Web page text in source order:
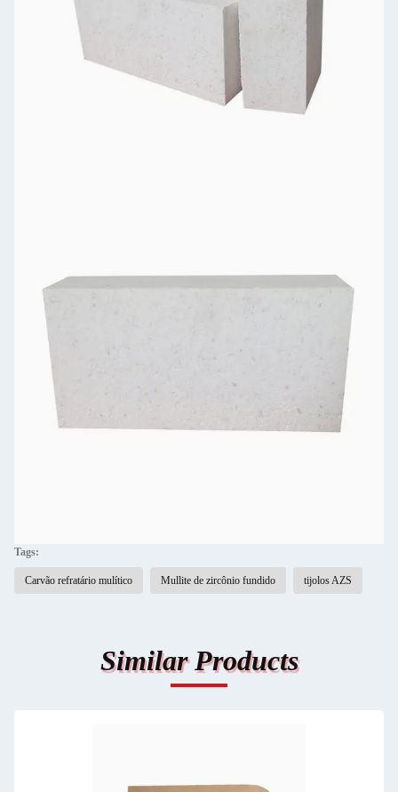
Tags:
Carvão refratário mulítico Mullite de zircônio fundido tijolos AZS
Similar Products